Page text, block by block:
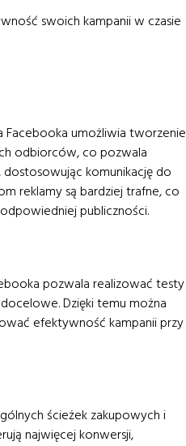
swoich kampanii w czasie
Facebooka umożliwia tworzenie
odbiorców, co pozwala
komunikację do
reklamy są bardziej trafne, co
publiczności.
pozwala realizować testy
Dzięki temu można
efektywność kampanii przy
ścieżek zakupowych i
najwięcej konwersji,